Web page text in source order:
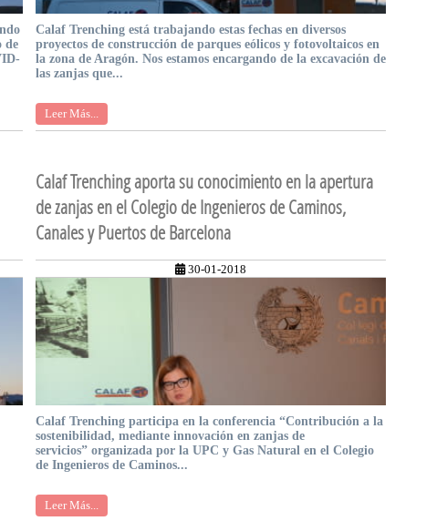
de
Calaf Trenching está trabajando estas fechas en diversos
proyectos de construcción de parques eólicos y fotovoltaicos en
la zona de Aragón. Nos estamos encargando de la excavación de
las zanjas que...
Leer Más...
Calaf Trenching aporta su conocimiento en la apertura
de zanjas en el Colegio de Ingenieros de Caminos,
Canales y Puertos de Barcelona
30-01-2018
Calaf Trenching participa en la conferencia “Contribución a la
sostenibilidad, mediante innovación en zanjas de
servicios” organizada por la UPC y Gas Natural en el Colegio
de Ingenieros de Caminos...
Leer Más...